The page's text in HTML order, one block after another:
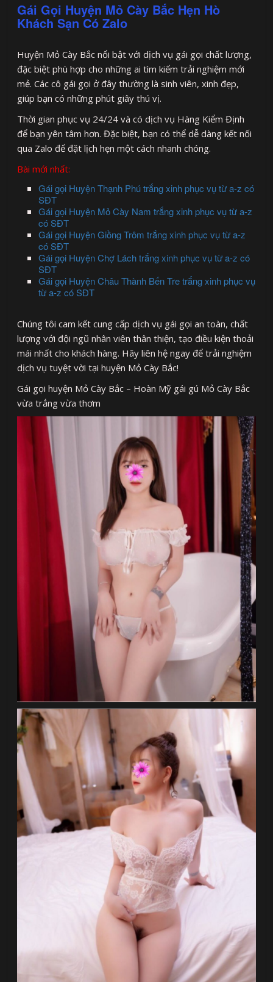
Gái Gọi Huyện Mỏ Cày Bắc Hẹn Hò
Khách Sạn Có Zalo
Huyện Mỏ Cày Bắc nổi bật với dịch vụ gái gọi chất lượng,
đặc biệt phù hợp cho những ai tìm kiếm trải nghiệm mới
mẻ. Các cô gái gọi ở đây thường là sinh viên, xinh đẹp,
giúp bạn có những phút giây thú vị.
Thời gian phục vụ 24/24 và có dịch vụ Hàng Kiểm Định
để bạn yên tâm hơn. Đặc biệt, bạn có thể dễ dàng kết nối
qua Zalo để đặt lịch hẹn một cách nhanh chóng.
Bài mới nhất:
Gái gọi Huyện Thạnh Phú trắng xinh phục vụ từ a-z có
SĐT
Gái gọi Huyện Mỏ Cày Nam trắng xinh phục vụ từ a-z
có SĐT
Gái gọi Huyện Giồng Trôm trắng xinh phục vụ từ a-z
có SĐT
Gái gọi Huyện Chợ Lách trắng xinh phục vụ từ a-z có
SĐT
Gái gọi Huyện Châu Thành Bến Tre trắng xinh phục vụ
từ a-z có SĐT
Chúng tôi cam kết cung cấp dịch vụ gái gọi an toàn, chất
lượng với đội ngũ nhân viên thân thiện, tạo điều kiện thoải
mái nhất cho khách hàng. Hãy liên hệ ngay để trải nghiệm
dịch vụ tuyệt vời tại huyện Mỏ Cày Bắc!
Gái gọi huyện Mỏ Cày Bắc – Hoàn Mỹ gái gú Mỏ Cày Bắc
vừa trắng vừa thơm